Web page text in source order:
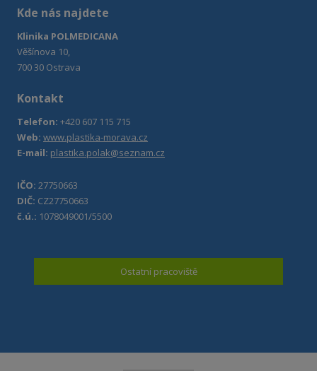
Kde nás najdete
Klinika POLMEDICANA
Věšínova 10,
700 30 Ostrava
Kontakt
Telefon: +420 607 115 715
Web: www.plastika-morava.cz
E-mail: plastika.polak@seznam.cz
IČO: 27750663
DIČ: CZ27750663
č.ú.: 1078049001/5500
Ostatní pracoviště